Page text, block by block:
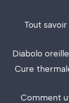
Tout
Diabolo
Cure
Comment